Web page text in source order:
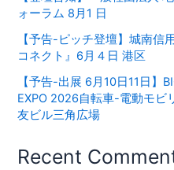
ォーラム 8月1 日
【予告-ピッチ登壇】城南信
コネクト』6月４日 港区
【予告-出展 6月10日11日】
EXPO 2026⾃転⾞-電動モビ
友ビル三⾓広場
Recent